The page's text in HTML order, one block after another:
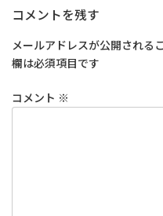
コメントを残す
メールアドレスが公開される
欄は必須項目です
コメント ※